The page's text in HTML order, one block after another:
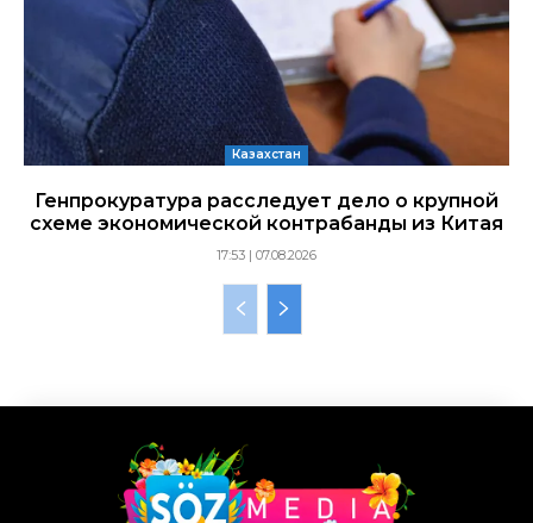
Казахстан
Генпрокуратура расследует дело о крупной
схеме экономической контрабанды из Китая
17:53 | 07.08.2026